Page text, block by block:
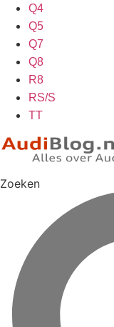
Q4
Q5
Q7
Q8
R8
RS/S
TT
Zoeken